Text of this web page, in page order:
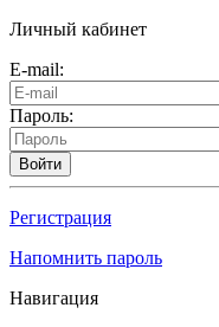
Личный кабинет
E-mail:
Пароль:
Войти
Регистрация
Напомнить пароль
Навигация